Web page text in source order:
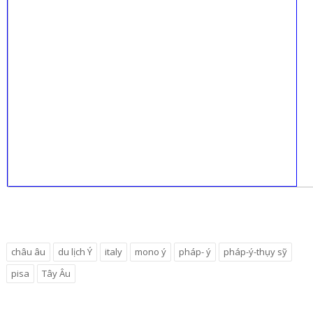
châu âu du lịch Ý italy mono ý pháp- ý
pháp-ý-thụy sỹ
pisa
Tây Âu